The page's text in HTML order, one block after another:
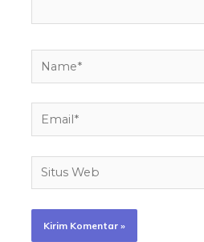
Name*
Email*
Situs
Web